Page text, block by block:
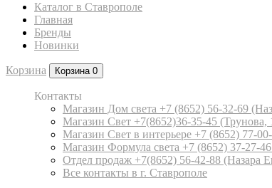
Каталог в Ставрополе
Главная
Бренды
Новинки
Корзина Корзина 0
Контакты
Магазин Дом света +7 (8652) 56-32-69
Магазин Свет +7(8652)36-35-45 (Трунова,
Магазин Свет в интерьере +7 (8652) 77-
Магазин Формула света +7 (8652) 37-27-46
Отдел продаж +7(8652) 56-42-88 (Назара
Все контакты в г. Ставрополе